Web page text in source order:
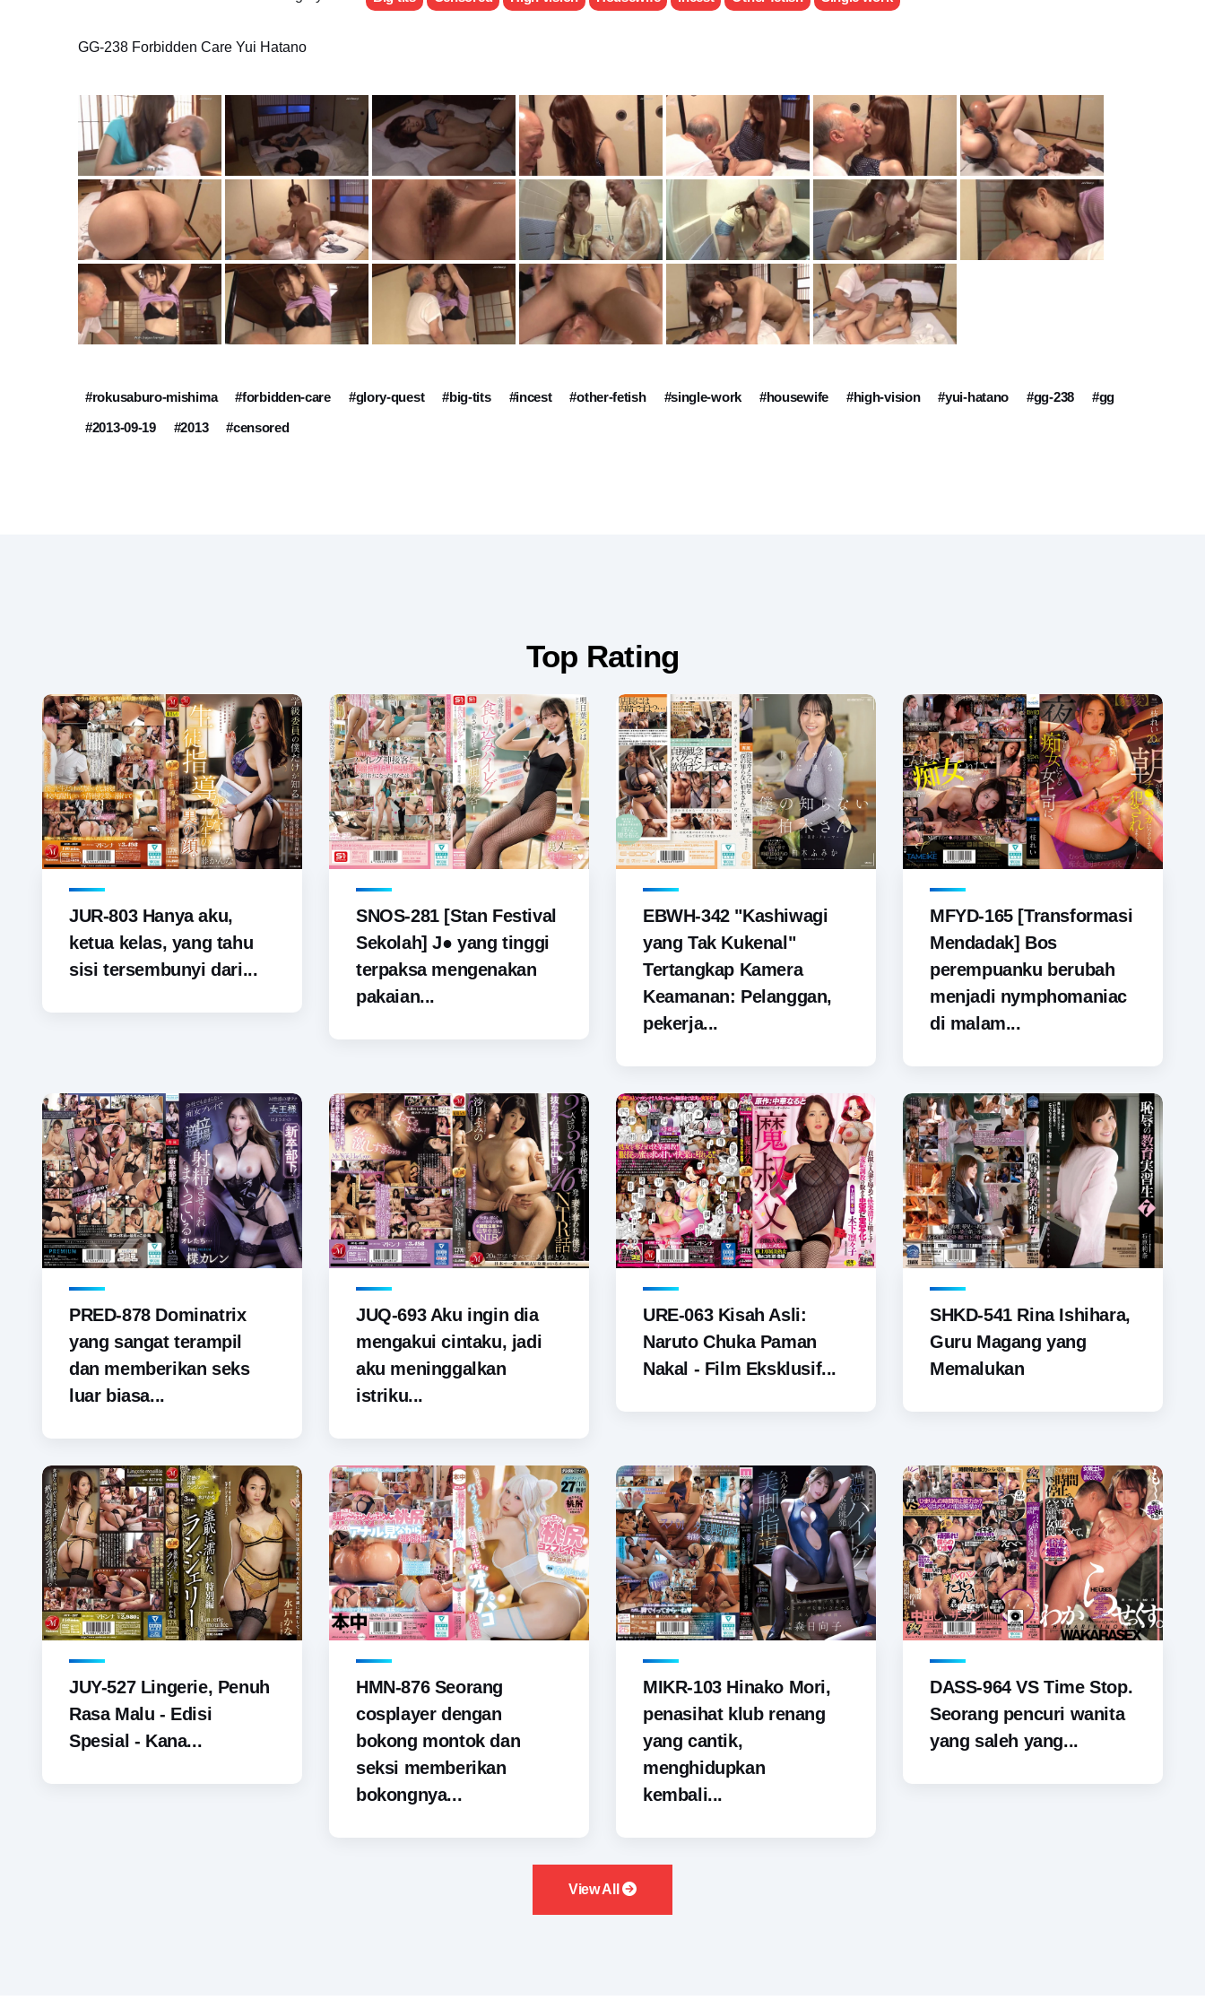
GG-238 Forbidden Care Yui Hatano
#rokusaburo-mishima #forbidden-care #glory-quest #big-tits #incest #other-fetish #single-work #housewife #high-vision #yui-hatano #gg-238
#gg
#2013-09-19
#2013 #censored
Top Rating
JUR-803 Hanya aku,
ketua kelas, yang tahu
sisi tersembunyi dari...
SNOS-281 [Stan Festival
Sekolah] J● yang tinggi
terpaksa mengenakan
pakaian...
EBWH-342 "Kashiwagi
yang Tak Kukenal"
Tertangkap Kamera
Keamanan: Pelanggan,
pekerja...
MFYD-165 [Transformasi
Mendadak] Bos
perempuanku berubah
menjadi nymphomaniac
di malam...
PRED-878 Dominatrix
yang sangat terampil
dan memberikan seks
luar biasa...
JUQ-693 Aku ingin dia
mengakui cintaku, jadi
aku meninggalkan
istriku...
URE-063 Kisah Asli:
Naruto Chuka Paman
Nakal - Film Eksklusif...
SHKD-541 Rina Ishihara,
Guru Magang yang
Memalukan
JUY-527 Lingerie, Penuh
Rasa Malu - Edisi
Spesial - Kana...
HMN-876 Seorang
cosplayer dengan
bokong montok dan
seksi memberikan
bokongnya...
MIKR-103 Hinako Mori,
penasihat klub renang
yang cantik,
menghidupkan
kembali...
DASS-964 VS Time Stop.
Seorang pencuri wanita
yang saleh yang...
View All